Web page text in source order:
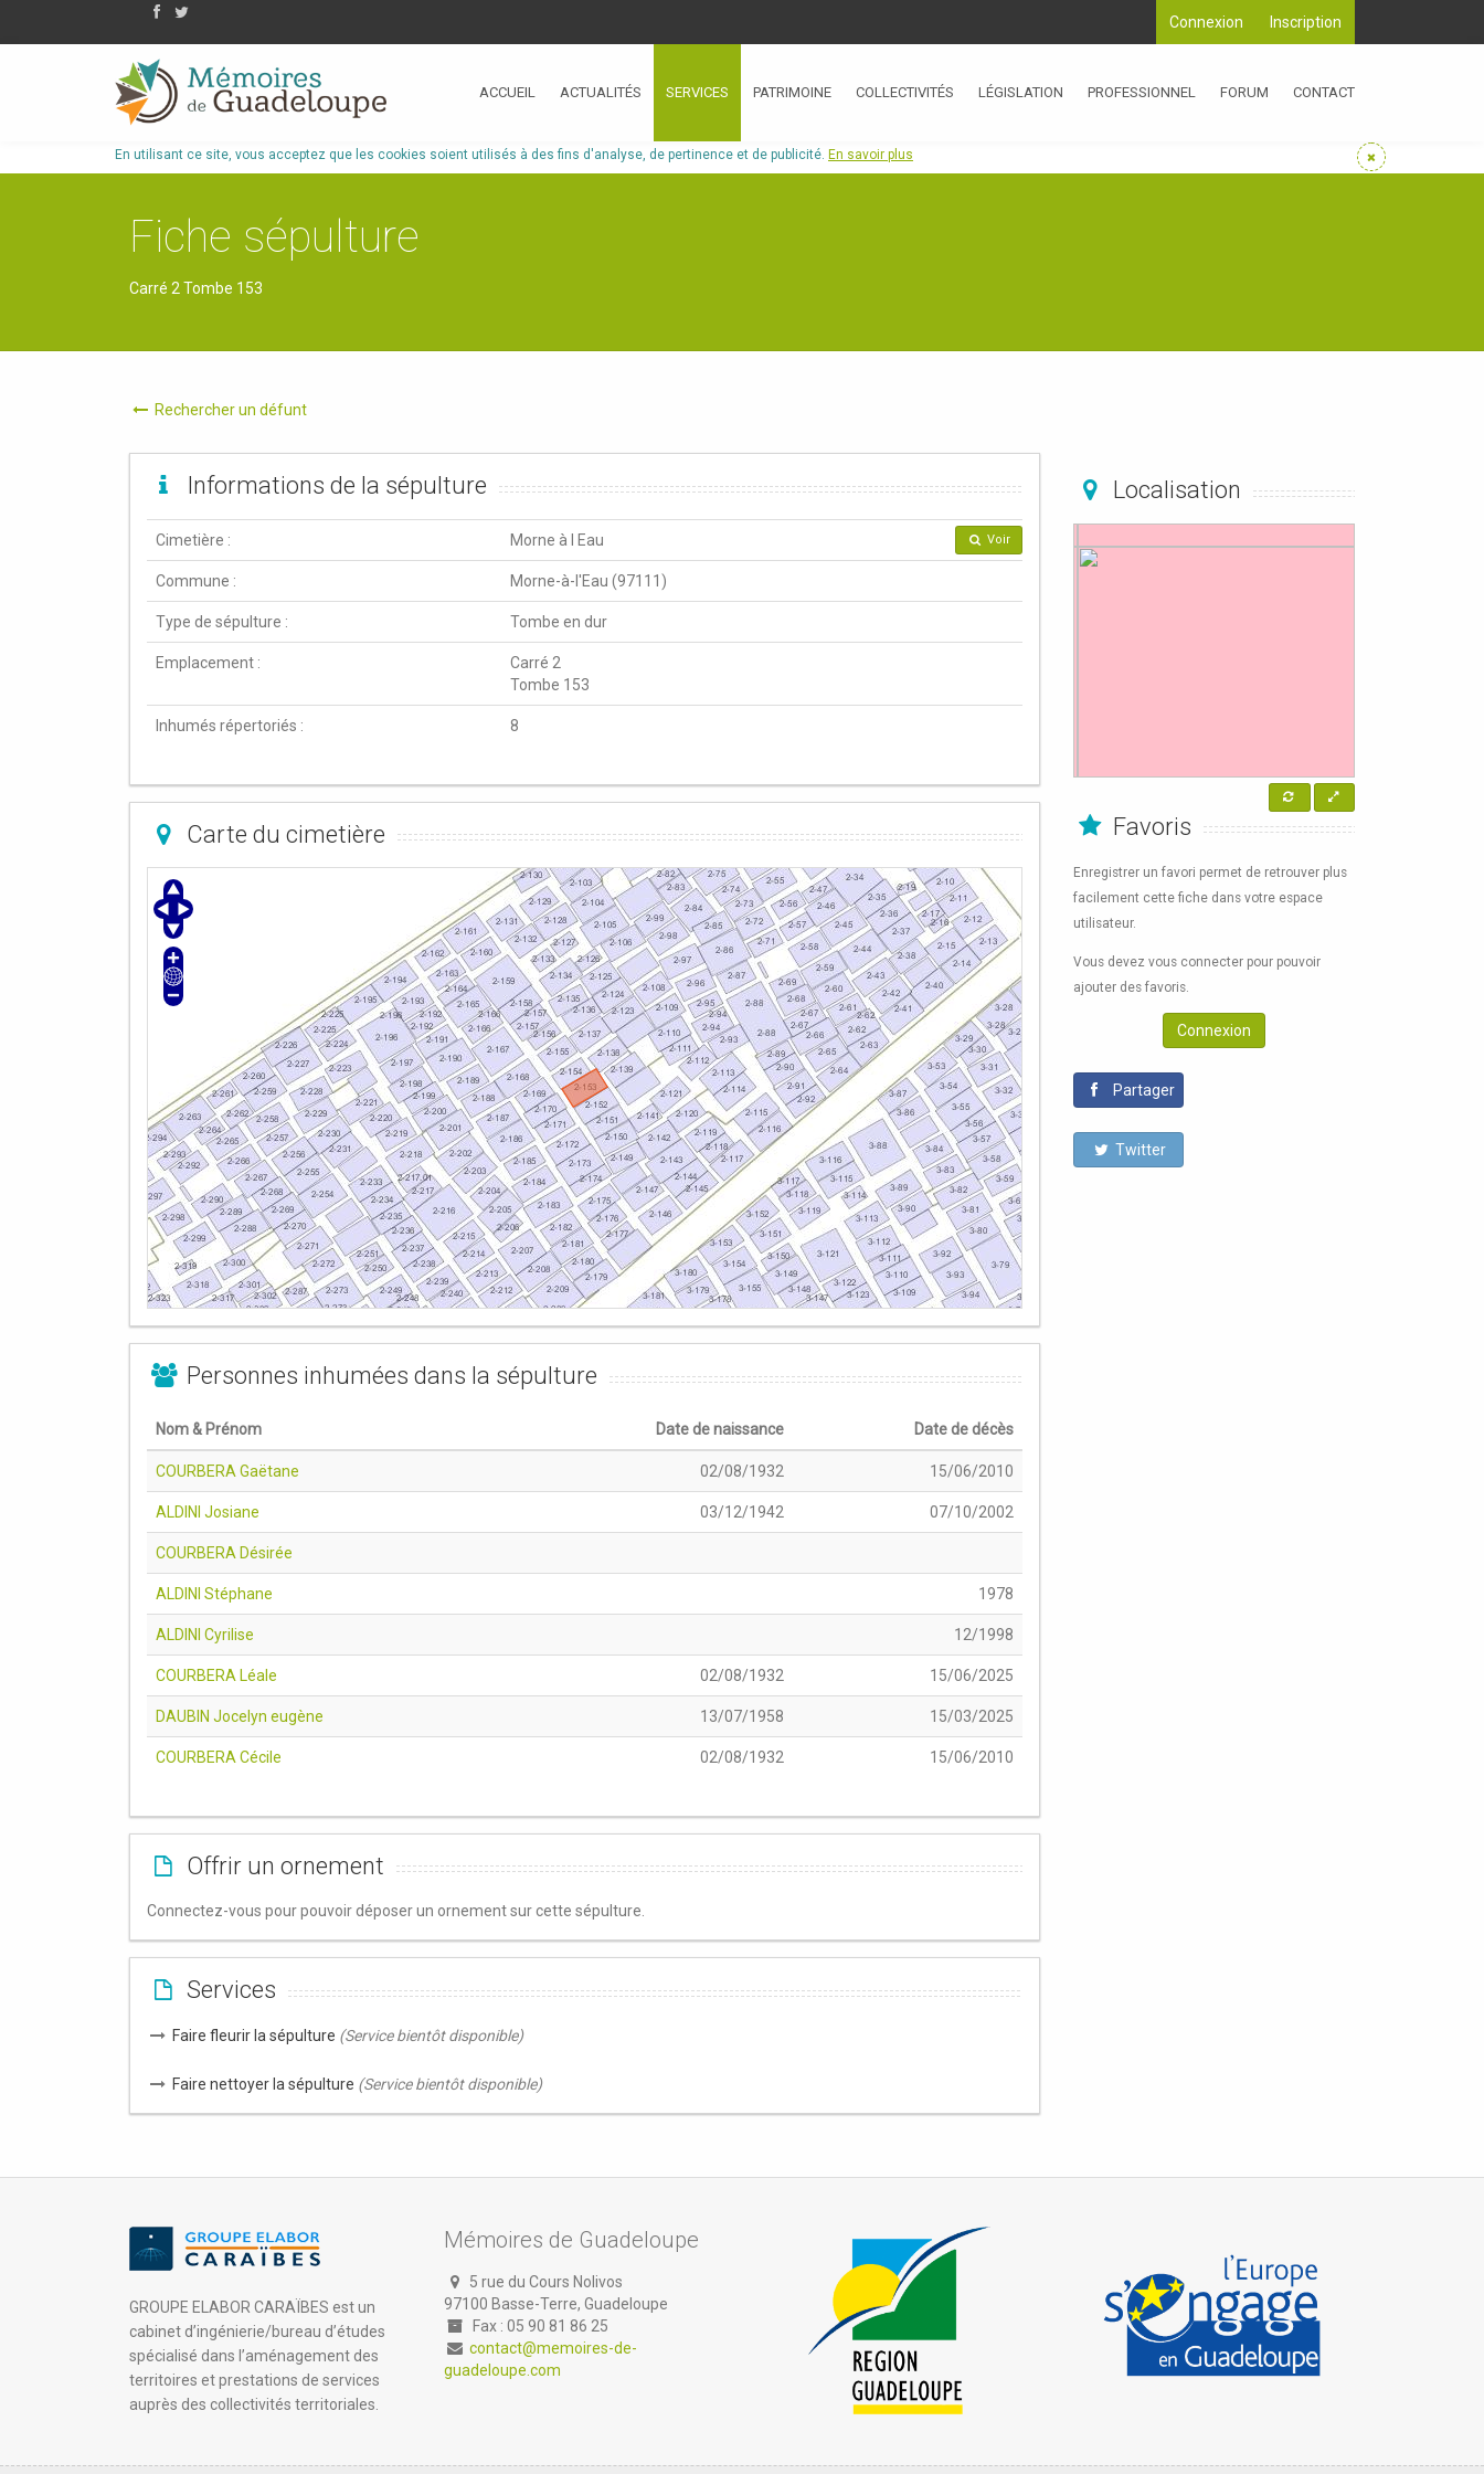
Inscription
Connexion
ACCUEIL ACTUALITÉS SERVICES PATRIMOINE COLLECTIVITÉS LÉGISLATION PROFESSIONNEL FORUM CONTACT
En utilisant ce site, vous acceptez que les cookies soient utilisés à des fins d'analyse, de pertinence et de publicité. En savoir plus
Fiche sépulture
Carré 2 Tombe 153
Rechercher un défunt
Informations de la sépulture
Cimetière : Morne à l Eau Voir
Commune : Morne-à-l'Eau (97111)
Type de sépulture : Tombe en dur
Emplacement :
Carré 2
Tombe 153
Inhumés répertoriés : 8
Carte du cimetière
Personnes inhumées dans la sépulture
Nom & Prénom Date de naissance Date de décès
COURBERA Gaëtane 02/08/1932 15/06/2010
ALDINI Josiane 03/12/1942 07/10/2002
COURBERA Désirée
ALDINI Stéphane 1978
ALDINI Cyrilise 12/1998
COURBERA Léale 02/08/1932 15/06/2025
DAUBIN Jocelyn eugène 13/07/1958 15/03/2025
COURBERA Cécile 02/08/1932 15/06/2010
Offrir un ornement
Connectez-vous pour pouvoir déposer un ornement sur cette sépulture.
Services
Faire fleurir la sépulture (Service bientôt disponible)
Faire nettoyer la sépulture (Service bientôt disponible)
Localisation
Favoris
Enregistrer un favori permet de retrouver plus
facilement cette fiche dans votre espace
utilisateur.
Vous devez vous connecter pour pouvoir
ajouter des favoris.
Connexion
Partager
Twitter
GROUPE ELABOR CARAÏBES est un
cabinet d’ingénierie/bureau d’études
spécialisé dans l’aménagement des
territoires et prestations de services
auprès des collectivités territoriales.
Mémoires de Guadeloupe
5 rue du Cours Nolivos
97100 Basse-Terre, Guadeloupe
Fax : 05 90 81 86 25
contact@memoires-de-
guadeloupe.com